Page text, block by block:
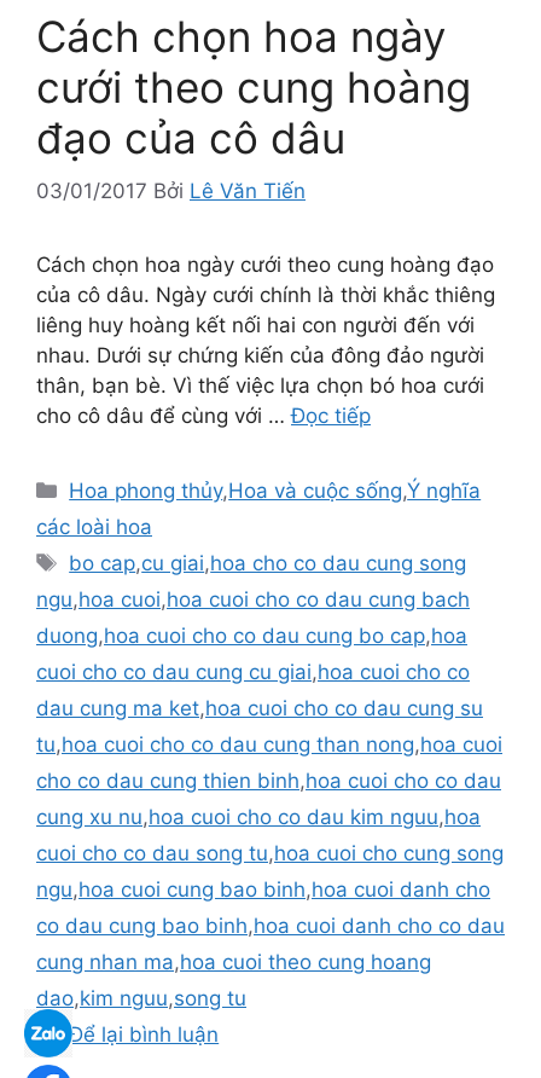
Cách chọn hoa ngày
cưới theo cung hoàng
đạo của cô dâu
03/01/2017 Bởi Lê Văn Tiến
Cách chọn hoa ngày cưới theo cung hoàng đạo
của cô dâu. Ngày cưới chính là thời khắc thiêng
liêng huy hoàng kết nối hai con người đến với
nhau. Dưới sự chứng kiến của đông đảo người
thân, bạn bè. Vì thế việc lựa chọn bó hoa cưới
cho cô dâu để cùng với …Đọc tiếp
Danh
mục
Hoa phong thủy,Hoa và cuộc sống,Ý nghĩa
các loài hoa
Thẻ
bo cap,cu giai,hoa cho co dau cung song
ngu,hoa cuoi,hoa cuoi cho co dau cung bach
duong,hoa cuoi cho co dau cung bo cap,hoa
cuoi cho co dau cung cu giai,hoa cuoi cho co
dau cung ma ket,hoa cuoi cho co dau cung su
tu,hoa cuoi cho co dau cung than nong,hoa cuoi
cho co dau cung thien binh,hoa cuoi cho co dau
cung xu nu,hoa cuoi cho co dau kim nguu,hoa
cuoi cho co dau song tu,hoa cuoi cho cung song
ngu,hoa cuoi cung bao binh,hoa cuoi danh cho
co dau cung bao binh,hoa cuoi danh cho co dau
cung nhan ma,hoa cuoi theo cung hoang
dao,kim nguu,song tu
Để lại bình luận